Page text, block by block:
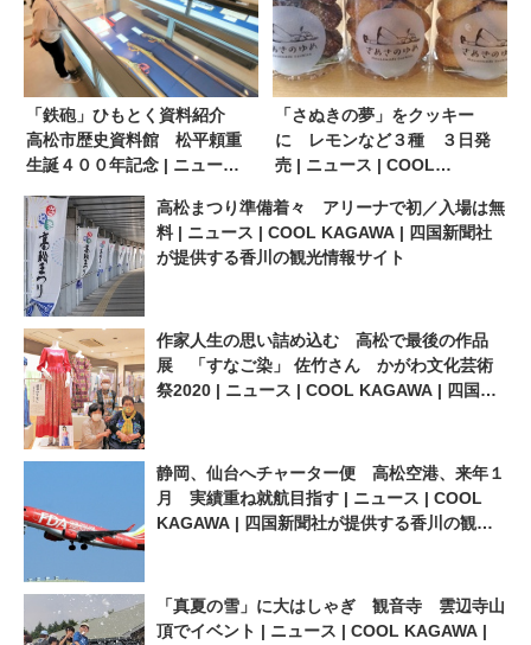
「鉄砲」ひもとく資料紹介
高松市歴史資料館 松平頼重
生誕４００年記念 | ニュース |
が提供する香川の観光情報サ
イト
「さぬきの夢」をクッキー
に レモンなど３種 ３日発
売 | ニュース | COOL
する香川の観光情報サイト
高松まつり準備着々 アリーナで初／入場は無
料 | ニュース | COOL KAGAWA | 四国新聞社
が提供する香川の観光情報サイト
作家人生の思い詰め込む 高松で最後の作品
展 「すなご染」 佐竹さん かがわ文化芸術
祭2020 | ニュース | COOL KAGAWA | 四国新
静岡、仙台へチャーター便 高松空港、来年１
月 実績重ね就航目指す | ニュース | COOL
KAGAWA | 四国新聞社が提供する香川の観光
「真夏の雪」に大はしゃぎ 観音寺 雲辺寺山
頂でイベント | ニュース | COOL KAGAWA |